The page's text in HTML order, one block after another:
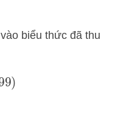
vào biểu thức đã thu